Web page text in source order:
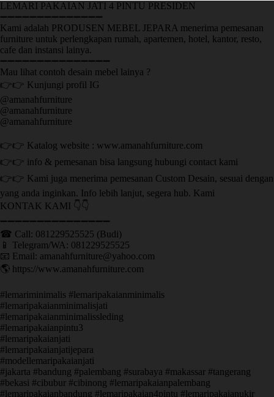
LEMARI PAKAIAN JATI 4 PINTU PRESIDEN
➖➖➖➖➖➖➖➖➖➖➖➖➖➖
Kami adalah PRODUSEN MEBEL JEPARA menerima pemesanan
furniture untuk perlengkapan rumah, apartemen, hotel, kantor, resto,
cafe dan instansi lainya.
➖➖➖➖➖➖➖➖➖➖➖➖➖➖➖
Mau lihat contoh desain mebel lainya ?
👉👉 Kunjungi profil IG
@amanahfurniture
@amanahfurniture
@amanahfurniture
👉👉 Katalog website : www.amanahfurniture.com
👉👉 info & pemesanan bisa langsung hubungi contact kami
👉👉 Kami juga menerima pemesanan Custom Desain, sesuai dengan
yang anda inginkan. Info lebih lanjut, segera hub. Kami
KONTAK KAMI 👇👇
➖➖➖➖➖➖➖➖➖➖➖➖➖➖➖ ㅤ
☎ Call: 081229525525 (Budi)
📱 Telegram/WA: 081229525525
📧 Email: amanahfurniture@yahoo.com
🌎 https://www.amanahfurniture.com
#lemariminimalis #lemaripakaianminimalis
#lemaripakaianminimalisjati
#lemaripakaianminimalissleding
#lemaripakaianpintu3
#lemaripakaianjati
#lemaripakaianjatijepara
#modellemaripakaianjati
#jakarta #bandung #palembang #surabaya #makassar #tangerang
#bekasi #cibubur #cibinong #lemaripakaianpalembang
#lemaripakaianbandung #lemaripakaian4pintu #lemaripakaianukir